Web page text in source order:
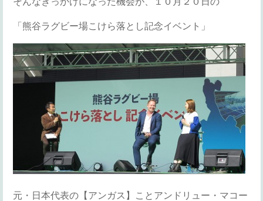
「熊谷ラグビー場こけら落とし記念イベント」
元・日本代表の【アンガス】ことアンドリュー・マコー